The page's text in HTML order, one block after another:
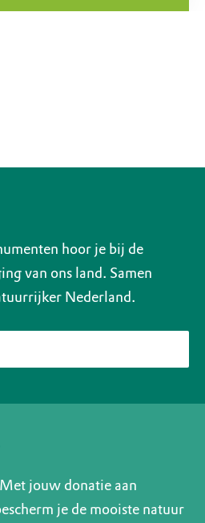
hoor je bij de
van ons land. Samen
Nederland.
jouw donatie aan
je de mooiste natuur